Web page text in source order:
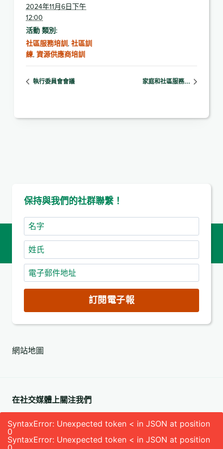
2024年11月6日下午
12:00
活動 類別:
社區服務培訓, 社區訓
練, 資源供應商培訓
執行委員會會議 家庭和社區服務…
保持與我們的社群聯繫！
名
字
姓
氏
電
子
件
地
(必
訂閱電子報
網站地圖
在社交媒體上關注我們
SyntaxError: Unexpected token < in JSON at position
0
SyntaxError: Unexpected token < in JSON at position